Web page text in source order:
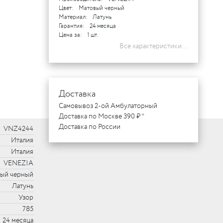
Цвет:
Матовый черный
Материал:
Латунь
Гарантия:
24 месяца
Цена за:
1 шт.
Все характеристики...
Доставка
Самовывоз 2-ой Амбулаторный
Доставка по Москве 390 ₽ *
Доставка по России
VNZ4244
Италия
Италия
VENEZIA
черный
Латунь
Узор
785
24 месяца